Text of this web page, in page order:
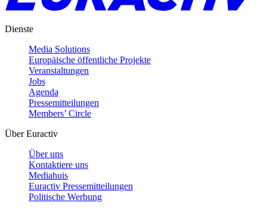
Dienste
Media Solutions
Europäische öffentliche Projekte
Veranstaltungen
Jobs
Agenda
Pressemitteilungen
Members’ Circle
Über Euractiv
Über uns
Kontaktiere uns
Mediahuis
Euractiv Pressemitteilungen
Politische Werbung